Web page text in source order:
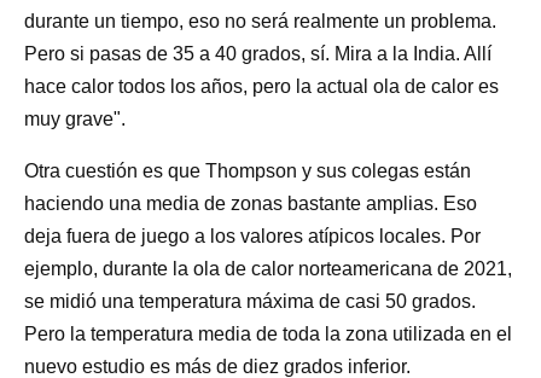
durante un tiempo, eso no será realmente un problema.
Pero si pasas de 35 a 40 grados, sí. Mira a la India. Allí
hace calor todos los años, pero la actual ola de calor es
muy grave".
Otra cuestión es que Thompson y sus colegas están
haciendo una media de zonas bastante amplias. Eso
deja fuera de juego a los valores atípicos locales. Por
ejemplo, durante la ola de calor norteamericana de 2021,
se midió una temperatura máxima de casi 50 grados.
Pero la temperatura media de toda la zona utilizada en el
nuevo estudio es más de diez grados inferior.